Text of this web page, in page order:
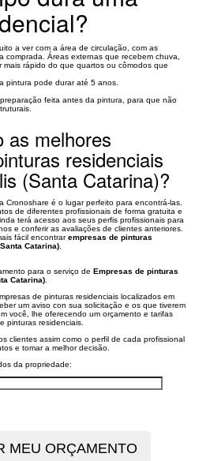
a ver com a área de circulação, com as
comprada. Áreas externas que recebem chuva,
mais rápido do que quartos ou cômodos que
pintura pode durar até 5 anos.
feita antes da pintura, para que não
as melhores
residenciais
(Santa Catarina)?
Cronoshare é o lugar perfeito para encontrá-las.
de diferentes profissionais de forma gratuita e
terá acesso aos seus perfis profissionais para
e conferir as avaliações de clientes anteriores.
fácil encontrarempresas de pinturas
Catarina)
para o serviço de Empresas de pinturas
Catarina)
de pinturas residenciais localizados em
um aviso con sua solicitação e os que tiverem
você, lhe oferecendo um orçamento e tarifas
pinturas residenciais.
clientes assim como o perfil de cada profissional
e tomar a melhor decisão.
da propriedade: